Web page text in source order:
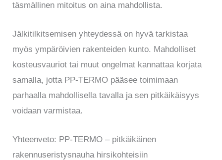
täsmällinen mitoitus on aina mahdollista.
Jälkitilkitsemisen yhteydessä on hyvä tarkistaa
myös ympäröivien rakenteiden kunto. Mahdolliset
kosteusvauriot tai muut ongelmat kannattaa korjata
samalla, jotta PP-TERMO pääsee toimimaan
parhaalla mahdollisella tavalla ja sen pitkäikäisyys
voidaan varmistaa.
Yhteenveto: PP-TERMO – pitkäikäinen
rakennuseristysnauha hirsikohteisiin